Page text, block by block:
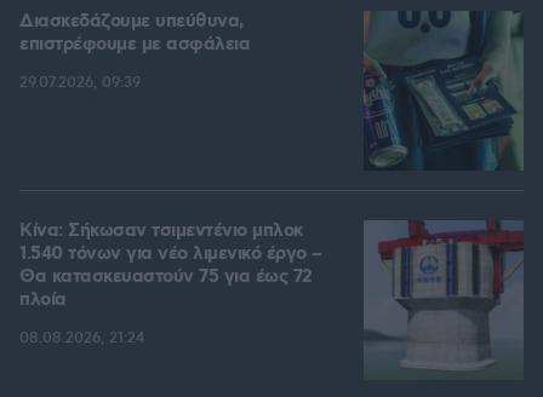
Διασκεδάζουμε υπεύθυνα,
επιστρέφουμε με ασφάλεια
29.07.2026, 09:39
Κίνα: Σήκωσαν τσιμεντένιο μπλοκ
1.540 τόνων για νέο λιμενικό έργο –
Θα κατασκευαστούν 75 για έως 72
πλοία
08.08.2026, 21:24